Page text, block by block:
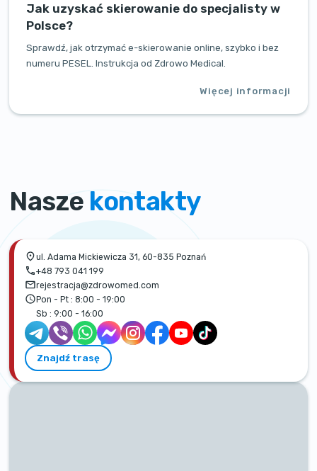
Jak uzyskać skierowanie do specjalisty w
Polsce?
Sprawdź, jak otrzymać e-skierowanie online, szybko i bez
numeru PESEL. Instrukcja od Zdrowo Medical.
Więcej informacji
Nasze kontakty
ul. Adama Mickiewicza 31, 60-835 Poznań
+48 793 041 199
rejestracja@zdrowomed.com
Pon - Pt : 8:00 - 19:00
Sb : 9:00 - 16:00
Znajdź trasę